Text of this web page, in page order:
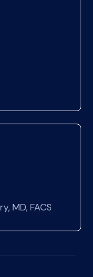
MD, FACS